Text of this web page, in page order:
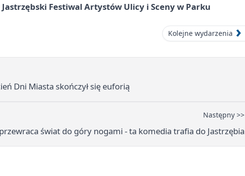
Festiwal Artystów Ulicy i Sceny w Parku
Kolejne wydarzenia
Dni Miasta skończył się euforią
Następny >>
świat do góry nogami - ta komedia trafia do Jastrzębia